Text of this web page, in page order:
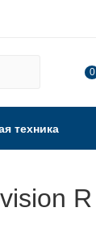
0
техника
R